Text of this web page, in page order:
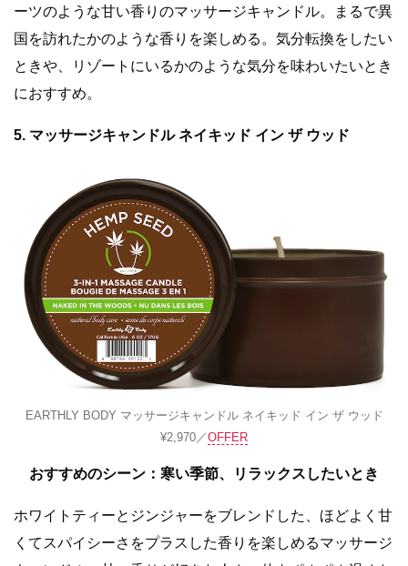
ーツのような甘い香りのマッサージキャンドル。まるで異
国を訪れたかのような香りを楽しめる。気分転換をしたい
ときや、リゾートにいるかのような気分を味わいたいとき
におすすめ。
5. マッサージキャンドル ネイキッド イン ザ ウッド
EARTHLY BODY マッサージキャンドル ネイキッド イン ザ ウッド
¥2,970／OFFER
おすすめのシーン： 寒い季節、 リラックスしたいとき
ホワイトティーとジンジャーをブレンドした、ほどよく甘
くてスパイシーさをプラスした香りを楽しめるマッサージ